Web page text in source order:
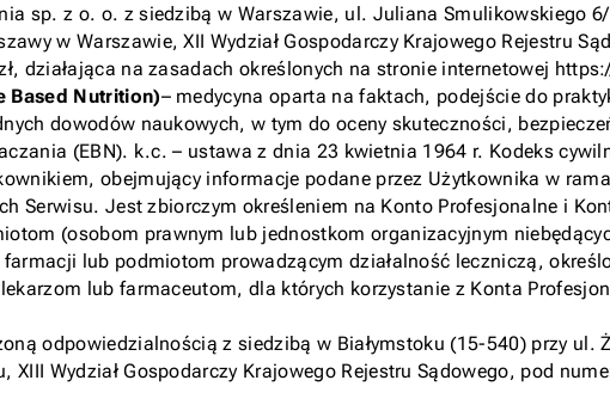
sp. z o. o. z siedzibą w Warszawie, ul. Juliana Smulikowskiego
w Warszawie, XII Wydział Gospodarczy Krajowego Rejestru
działająca na zasadach określonych na stronie internetowej
Based Nutrition)– medycyna oparta na faktach, podejście do
dowodów naukowych, w tym do oceny skuteczności,
(EBN). k.c. – ustawa z dnia 23 kwietnia 1964 r. Kodeks
obejmujący informacje podane przez Użytkownika w
Serwisu. Jest zbiorczym określeniem na Konto Profesjonalne i
(osobom prawnym lub jednostkom organizacyjnym
lub podmiotom prowadzącym działalność leczniczą,
lub farmaceutom, dla których korzystanie z Konta
odpowiedzialnością z siedzibą w Białymstoku (15-540) przy
XIII Wydział Gospodarczy Krajowego Rejestru Sądowego, pod